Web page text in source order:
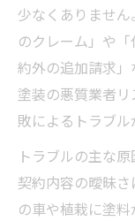
少なくありませ
のクレーム」や
約外の追加請求
塗装の悪質業者
敗によるトラブル
トラブルの主な
契約内容の曖昧
の車や植栽に塗